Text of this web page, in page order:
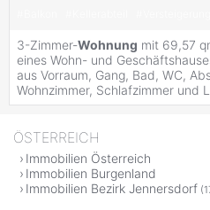
3-Zimmer-Wohnung mit 69,57
eines Wohn- und
aus Vorraum, Gang, Bad, WC,
Wohnzimmer, Schlafzimmer und
ÖSTERREICH
Immobilien Österreich
Immobilien Burgenland
Immobilien Bezirk Jennersdorf